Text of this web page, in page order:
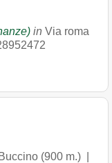
in Via roma
Buccino (900 m.) |